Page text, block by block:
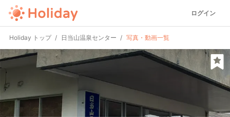
ログイン
Holiday トップ 日当山温泉センター 写真・動画一覧